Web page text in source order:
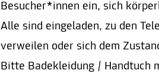
Besucher*innen ein, sich
Alle sind eingeladen, zu den
verweilen oder sich dem
Bitte Badekleidung / Handtuch